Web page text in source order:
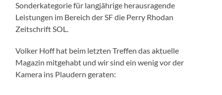
Sonderkategorie für langjährige herausragende
Leistungen im Bereich der SF die Perry Rhodan
Zeitschrift SOL.
Volker Hoff hat beim letzten Treffen das aktuelle
Magazin mitgehabt und wir sind ein wenig vor der
Kamera ins Plaudern geraten: